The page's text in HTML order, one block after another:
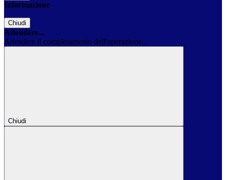
Informazione
Chiudi
Attendere...
Attendere il completamento dell'operazione...
Chiudi